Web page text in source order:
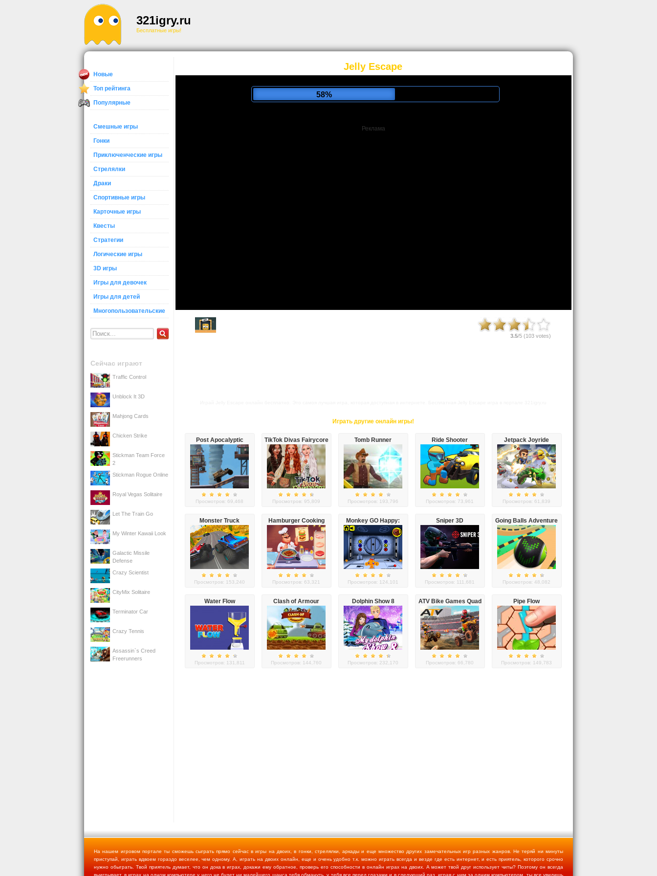
321igry.ru
Бесплатные игры!
Новые
Топ рейтинга
Популярные
Смешные игры
Гонки
Приключенческие игры
Стрелялки
Драки
Спортивные игры
Карточные игры
Квесты
Стратегии
Логические игры
3D игры
Игры для девочек
Игры для детей
Многопользовательские
Сейчас играют
Traffic Control
Unblock It 3D
Mahjong Cards
Chicken Strike
Stickman Team Force
2
Stickman Rogue Online
Royal Vegas Solitaire
Let The Train Go
My Winter Kawaii Look
Galactic Missile
Defense
Crazy Scientist
CityMix Solitaire
Terminator Car
Crazy Tennis
Assassin`s Creed
Freerunners
Jelly Escape
62%
Реклама
3.5/5 (103 votes)
Играть другие онлайн игры!
Post Apocalyptic
Truck Trial
Просмотров: 69,468
TikTok Divas Fairycore
Просмотров: 95,809
Tomb Runner
Просмотров: 193,796
Ride Shooter
Просмотров: 73,961
Jetpack Joyride
Просмотров: 61,839
Monster Truck
Extreme Racing
Просмотров: 153,240
Hamburger Cooking
Mania
Просмотров: 63,321
Monkey GO Happy:
Stage 1
Просмотров: 124,101
Sniper 3D
Просмотров: 111,681
Going Balls Adventure
2
Просмотров: 48,082
Water Flow
Просмотров: 131,811
Clash of Armour
Просмотров: 144,760
Dolphin Show 8
Просмотров: 232,170
ATV Bike Games Quad
Offroad
Просмотров: 66,780
Pipe Flow
Просмотров: 149,783
На нашем игровом портале ты сможешь сыграть прямо сейчас в игры на двоих, в гонки, стрелялки, аркады и еще множество других замечательных игр разных жанров. Не теряй ни минуты
приступай, играть вдвоем гораздо веселее, чем одному. А, играть на двоих онлайн, еще и очень удобно т.к. можно играть всегда и везде где есть интернет, и есть приятель, которого срочно
нужно обыграть. Твой приятель думает, что он дока в играх, докажи ему обратное, проверь его способности в онлайн играх на двоих. А может твой друг использует читы? Поэтому он всегда
выигрывает, в играх на одном компьютере у него не будет ни малейшего шанса тебя обмануть, у тебя все перед глазами и в следующий раз, играя с ним за одним компьютером, ты все увидишь